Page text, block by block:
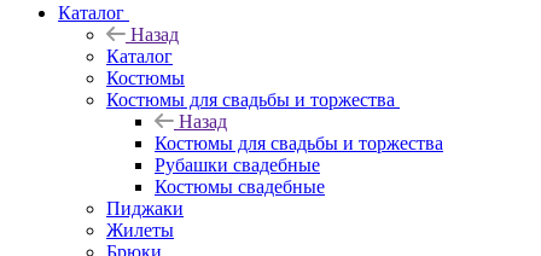
Каталог
Назад
Каталог
Костюмы
Костюмы для свадьбы и торжества
Назад
Костюмы для свадьбы и торжества
Рубашки свадебные
Костюмы свадебные
Пиджаки
Жилеты
Брюки